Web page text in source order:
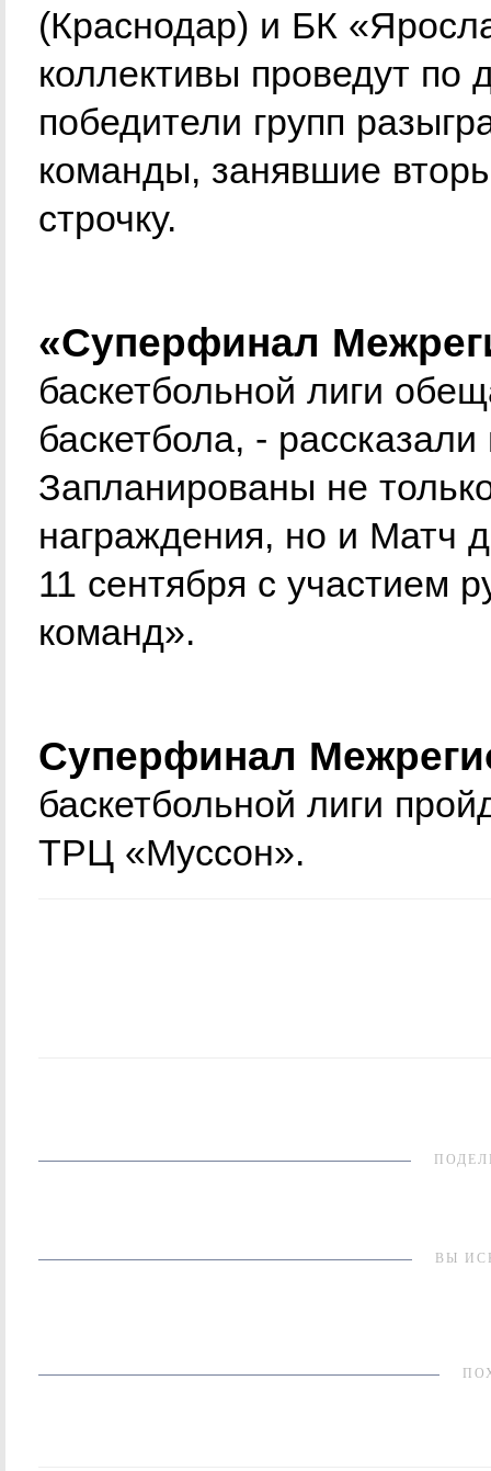
(Краснодар) и БК
коллективы проведут по
победители групп
команды, занявшие
строчку.
«Суперфинал
баскетбольной лиги
баскетбола, -
Запланированы не
награждения, но и Матч
11 сентября с участием
команд».
Суперфинал
баскетбольной лиги
ТРЦ «Муссон».
ВЫ